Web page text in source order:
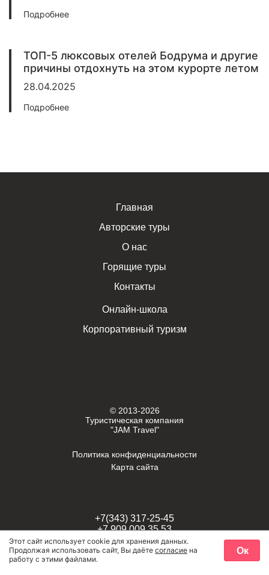
Подробнее
ТОП-5 люксовых отелей Бодрума и другие
причины отдохнуть на этом курорте летом
28.04.2025
Подробнее
© 2013-2026
Туристическая компания
"JAM Travel"
Политика конфиденциальности
Карта сайта
Главная
Авторские туры
О нас
Горящие туры
Контакты
Онлайн-школа
Корпоративный туризм
+7(343) 317-25-45
+7 909 009 35 53
г. Екатеринбург,
проспект Космонавтов, 58
Этот сайт использует cookie для хранения данных.
Продолжая использовать сайт, Вы даёте согласие на
работу с этими файлами.
Ок
Задать вопрос